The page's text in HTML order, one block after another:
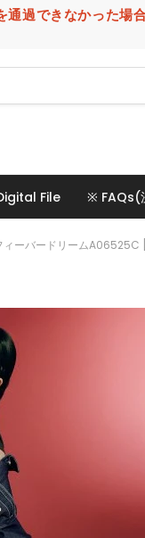
合、購入金
File ※ FAQs(
ーバードリームA06525C